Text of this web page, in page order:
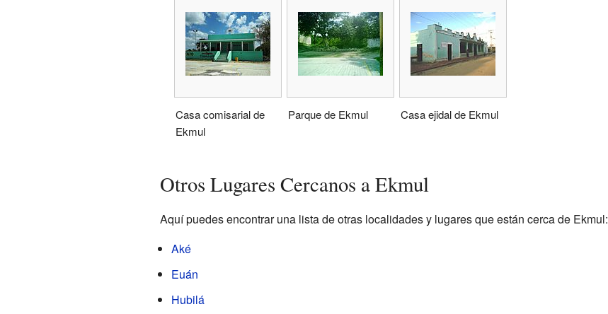
Casa comisarial de
Ekmul
Parque de Ekmul Casa ejidal de Ekmul
Otros Lugares Cercanos a Ekmul
Aquí puedes encontrar una lista de otras localidades y lugares que están cerca de Ekmul:
Aké
Euán
Hubilá